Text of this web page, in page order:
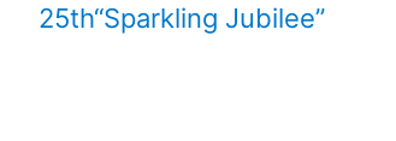
25th“Sparkling Jubilee”